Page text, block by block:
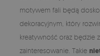
motywem fali będą
dekoracyjnym, który
kreatywność oraz będzie
zainteresowanie. Takie